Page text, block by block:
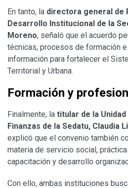
En tanto, la directora general de
Desarrollo Institucional de la
Moreno, señaló que el acuerdo
técnicas, procesos de formación
información para fortalecer el
Territorial y Urbana.
Formación y
Finalmente, la titular de la
Finanzas de la Sedatu, Claudia
explicó que el convenio también
materia de servicio social,
capacitación y desarrollo
Con ello, ambas instituciones